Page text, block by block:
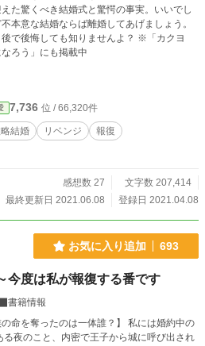
た驚くべき結婚式と驚愕の事実。いいでし
本意な結婚ならば離婚してあげましょう。
後悔しても知りませんよ？ ※「カクヨ
ろう」にも掲載中
7,736 位 / 66,320件
結婚 リベンジ
報復
感想数 27
文字数 207,414
最終更新日 2021.06.08
登録日 2021.04.08
お気に入り追加 693
今度は私が報復する番です
書籍情報
奪ったのは一体誰？】 私には婚約中の
る夜のこと、内密で王子から城に呼び出され